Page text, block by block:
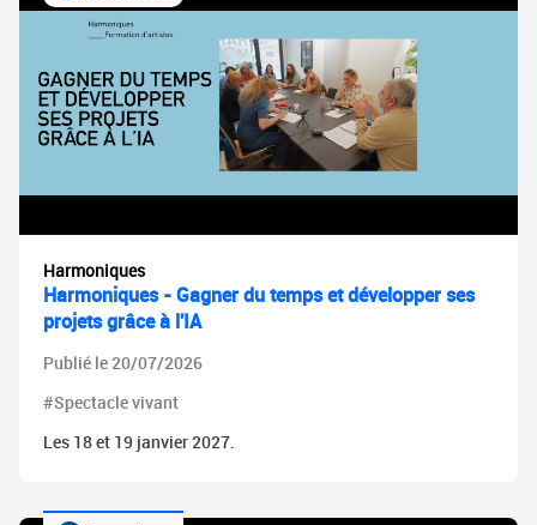
Harmoniques
Harmoniques - Gagner du temps et développer ses
projets grâce à l'IA
Publié le 20/07/2026
#Spectacle vivant
Les 18 et 19 janvier 2027.